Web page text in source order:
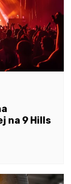
na 9 Hills